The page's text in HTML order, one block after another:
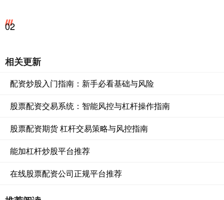
02
相关更新
配资炒股入门指南：新手必看基础与风险
股票配资交易系统：智能风控与杠杆操作指南
股票配资期货 杠杆交易策略与风控指南
能加杠杆炒股平台推荐
在线股票配资公司正规平台推荐